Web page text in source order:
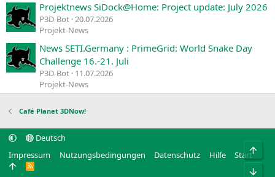
Projektnews SiDock@Home: Project update: July 2026
P3D-Bot 20.07.2026
Projekt-News
News SETI.Germany : PrimeGrid: World Snake Day
Challenge 16.-21. Juli
P3D-Bot 11.07.2026
Projekt-News
Café Planet 3DNow!
Deutsch
Impressum
Nutzungsbedingungen Datenschutz Hilfe Start
R